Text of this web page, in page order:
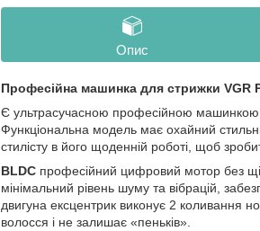
Опис
Професійна машинка для стрижки VGR
Є ультрасучасною професійною машинкою
Функціональна модель має охайний
стилісту в його щоденній роботі, щоб
BLDC професійний цифровий мотор без
мінімальний рівень шуму та вібрацій,
двигуна ексцентрик виконує 2 коливання
волосся і не залишає «пеньків».